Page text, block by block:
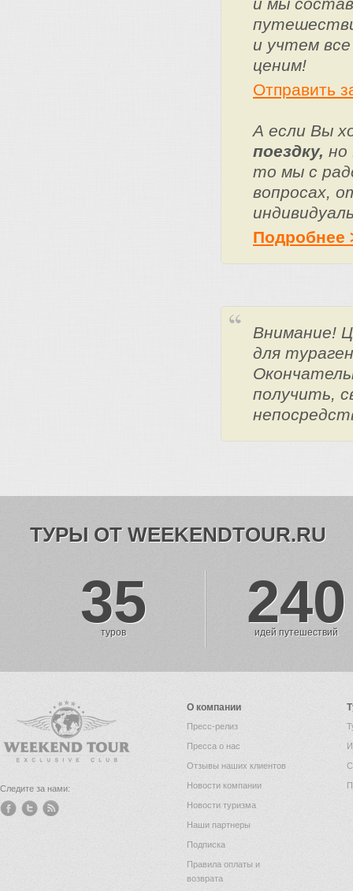
и учтем
ценим!
Отправить
А если Вы
поездку, но
то мы с
вопросах,
Подробнее
Внимание!
для
получить,
ТУРЫ ОТ WEEKENDTOUR.RU
35
туров 240
идей путешествий
Следите за нами:
О компании
Пресс-релиз
Пресса о нас
Отзывы наших клиентов
Новости компании
Новости туризма
Наши партнеры
Подписка
Правила оплаты и
возврата